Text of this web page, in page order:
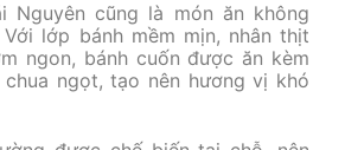
Nguyên cũng là món ăn không
lớp bánh mềm mịn, nhân thịt
ngon, bánh cuốn được ăn kèm
ngọt, tạo nên hương vị khó